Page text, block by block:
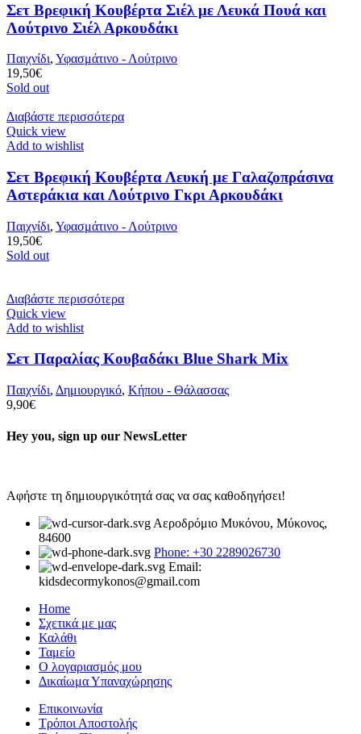
Σετ Βρεφική Κουβέρτα Σιέλ με Λευκά Πουά και
Λούτρινο Σιέλ Αρκουδάκι
Παιχνίδι, Υφασμάτινο - Λούτρινο
19,50€
Sold out
Διαβάστε περισσότερα
Quick view
Add to wishlist
Σετ Βρεφική Κουβέρτα Λευκή με Γαλαζοπράσινα
Αστεράκια και Λούτρινο Γκρι Αρκουδάκι
Παιχνίδι, Υφασμάτινο - Λούτρινο
19,50€
Sold out
Διαβάστε περισσότερα
Quick view
Add to wishlist
Σετ Παραλίας Κουβαδάκι Blue Shark Mix
Παιχνίδι, Δημιουργικό, Κήπου - Θάλασσας
9,90€
Hey you, sign up our NewsLetter
Αφήστε τη δημιουργικότητά σας να σας καθοδηγήσει!
Αεροδρόμιο Μυκόνου, Μύκονος,
84600
Phone: +30 2289026730
Email:
kidsdecormykonos@gmail.com
Home
Σχετικά με μας
Καλάθι
Ταμείο
Ο λογαριασμός μου
Δικαίωμα Υπαναχώρησης
Επικοινωνία
Τρόποι Αποστολής